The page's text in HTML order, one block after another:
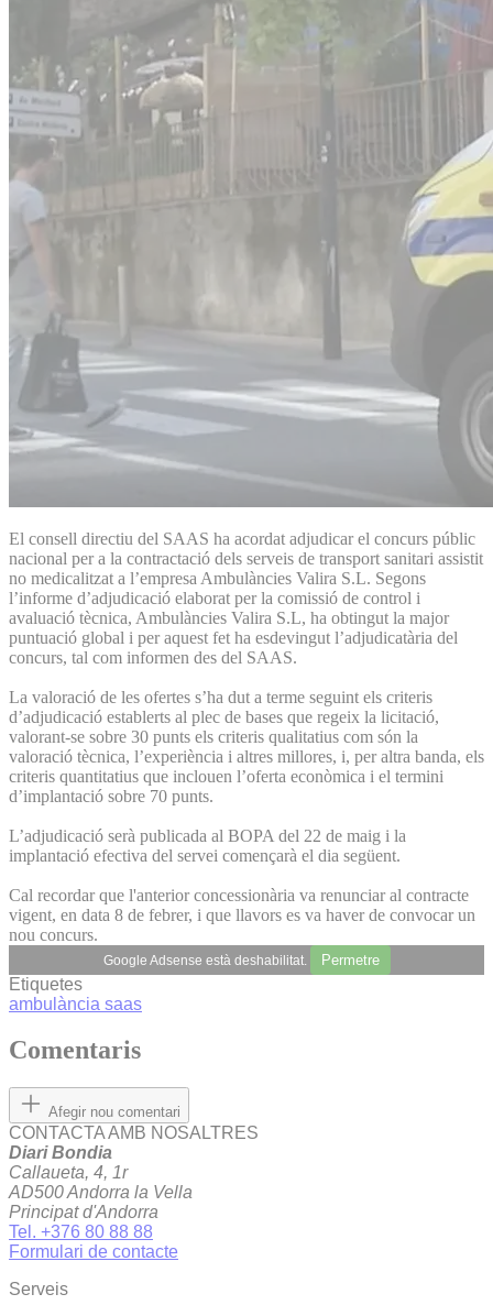
El consell directiu del SAAS ha acordat adjudicar el concurs públic
nacional per a la contractació dels serveis de transport sanitari assistit
no medicalitzat a l’empresa Ambulàncies Valira S.L. Segons
l’informe d’adjudicació elaborat per la comissió de control i
avaluació tècnica, Ambulàncies Valira S.L, ha obtingut la major
puntuació global i per aquest fet ha esdevingut l’adjudicatària del
concurs, tal com informen des del SAAS.
La valoració de les ofertes s’ha dut a terme seguint els criteris
d’adjudicació establerts al plec de bases que regeix la licitació,
valorant-se sobre 30 punts els criteris qualitatius com són la
valoració tècnica, l’experiència i altres millores, i, per altra banda, els
criteris quantitatius que inclouen l’oferta econòmica i el termini
d’implantació sobre 70 punts.
L’adjudicació serà publicada al BOPA del 22 de maig i la
implantació efectiva del servei començarà el dia següent.
Cal recordar que l'anterior concessionària va renunciar al contracte
vigent, en data 8 de febrer, i que llavors es va haver de convocar un
nou concurs.
Google Adsense està deshabilitat. Permetre
Etiquetes
ambulància saas
Comentaris
Afegir nou comentari
CONTACTA AMB NOSALTRES
Diari Bondia
Callaueta, 4, 1r
AD500 Andorra la Vella
Principat d'Andorra
Tel. +376 80 88 88
Formulari de contacte
Serveis